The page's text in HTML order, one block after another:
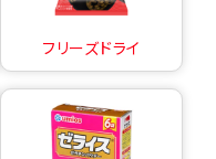
フリーズドライ